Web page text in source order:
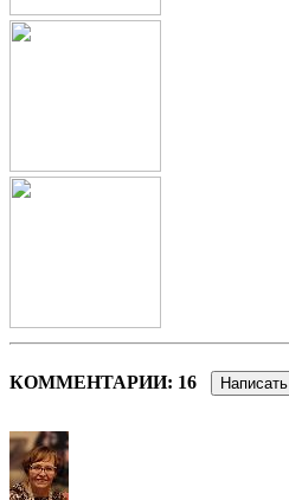
КОММЕНТАРИИ: 16 Написать